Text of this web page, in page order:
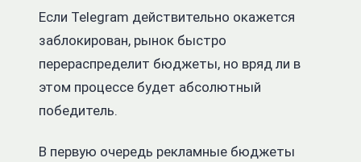
Если Telegram действительно окажется
заблокирован, рынок быстро
перераспределит бюджеты, но вряд ли в
этом процессе будет абсолютный
победитель.
В первую очередь рекламные бюджеты